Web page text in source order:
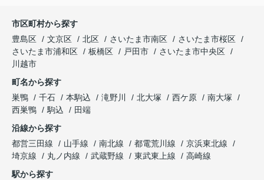
市区町村から探す
豊島区
文京区 北区 さいたま市南区
さいたま市桜区
さいたま市浦和区
板橋区 戸田市
さいたま市中央区
川越市
町名から探す
巣鴨
千石 本駒込 滝野川 北大塚 西ケ原
南大塚
西巣鴨
駒込
田端
沿線から探す
都営三田線
山手線 南北線 都電荒川線
京浜東北線
埼京線
丸ノ内線 武蔵野線 東武東上線
高崎線
駅から探す